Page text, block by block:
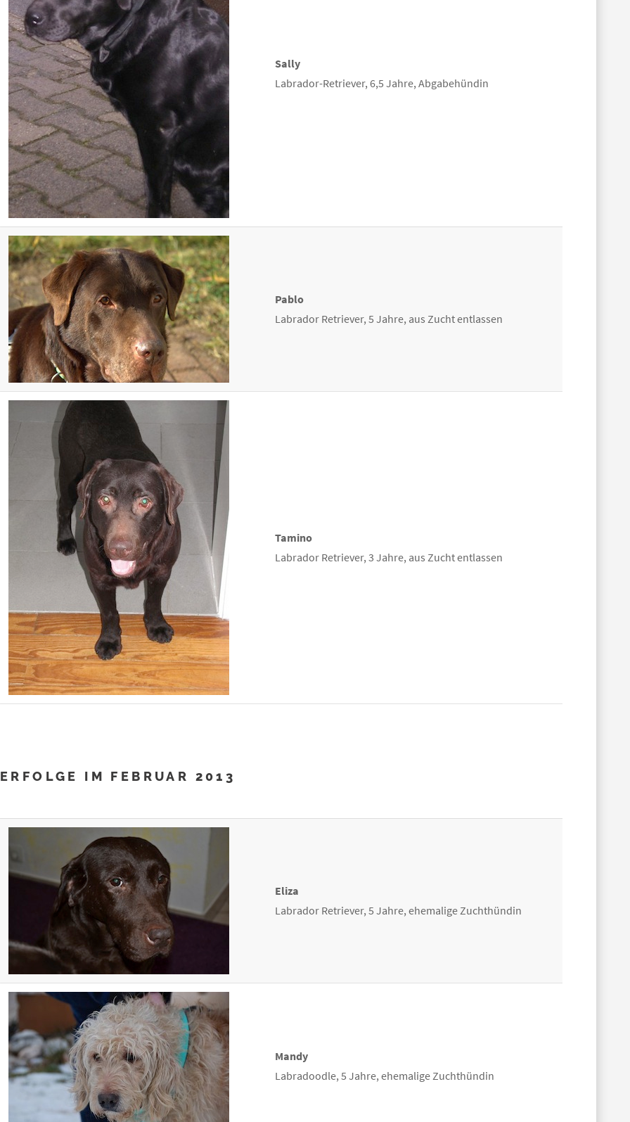
Sally
Labrador-Retriever, 6,5 Jahre, Abgabehündin
Pablo
Labrador Retriever, 5 Jahre, aus Zucht entlassen
Tamino
Labrador Retriever, 3 Jahre, aus Zucht entlassen
ERFOLGE IM FEBRUAR 2013
Eliza
Labrador Retriever, 5 Jahre, ehemalige Zuchthündin
Mandy
Labradoodle, 5 Jahre, ehemalige Zuchthündin